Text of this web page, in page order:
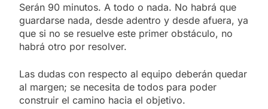
Serán 90 minutos. A todo o nada. No habrá que
guardarse nada, desde adentro y desde afuera, ya
que si no se resuelve este primer obstáculo, no
habrá otro por resolver.
Las dudas con respecto al equipo deberán quedar
al margen; se necesita de todos para poder
construir el camino hacia el objetivo.